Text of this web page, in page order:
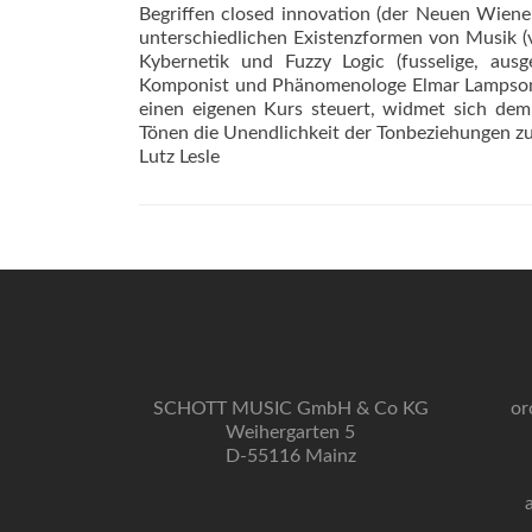
Begriffen closed innovation (der Neuen
unterschiedlichen Existenzformen von
Kybernetik und Fuzzy Logic (fusselige,
Komponist und Phänomenologe Elmar
einen eigenen Kurs steuert, widmet sich
Tönen die Unendlichkeit der Tonbeziehungen
Lutz Lesle
SCHOTT MUSIC GmbH & Co KG
Weihergarten 5
D-55116 Mainz